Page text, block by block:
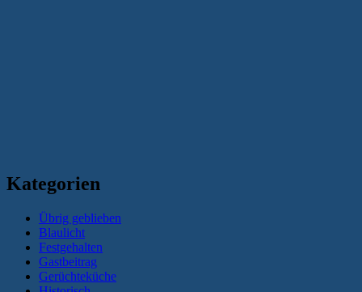
Kategorien
Übrig geblieben
Blaulicht
Festgehalten
Gastbeitrag
Gerüchteküche